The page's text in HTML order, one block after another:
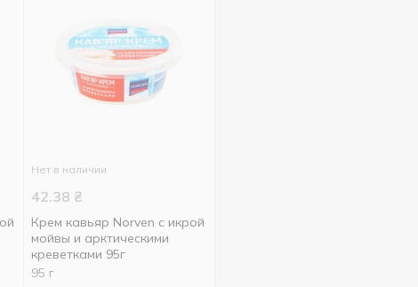
Нет в наличии
42.38 ₴
Крем кавьяр Norven с икрой
мойвы и арктическими
креветками 95г
95 г